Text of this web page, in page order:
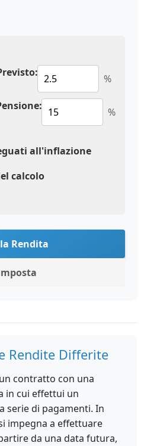
%
%
all'inflazione
calcolo
Rendita
Rendite Differite
contratto con una
in cui effettui un
serie di pagamenti. In
impegna a effettuare
da una data futura,